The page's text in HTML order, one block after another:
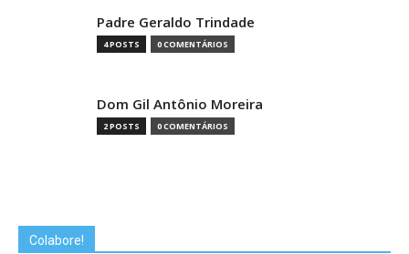
Padre Geraldo Trindade
4 POSTS 0 COMENTÁRIOS
Dom Gil Antônio Moreira
2 POSTS 0 COMENTÁRIOS
Colabore!